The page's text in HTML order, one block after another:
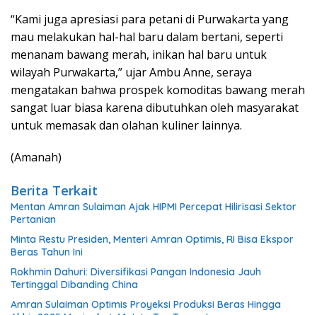
“Kami juga apresiasi para petani di Purwakarta yang
mau melakukan hal-hal baru dalam bertani, seperti
menanam bawang merah, inikan hal baru untuk
wilayah Purwakarta,” ujar Ambu Anne, seraya
mengatakan bahwa prospek komoditas bawang merah
sangat luar biasa karena dibutuhkan oleh masyarakat
untuk memasak dan olahan kuliner lainnya.
(Amanah)
Berita Terkait
Mentan Amran Sulaiman Ajak HIPMI Percepat Hilirisasi Sektor
Pertanian
Minta Restu Presiden, Menteri Amran Optimis, RI Bisa Ekspor
Beras Tahun Ini
Rokhmin Dahuri: Diversifikasi Pangan Indonesia Jauh
Tertinggal Dibanding China
Amran Sulaiman Optimis Proyeksi Produksi Beras Hingga